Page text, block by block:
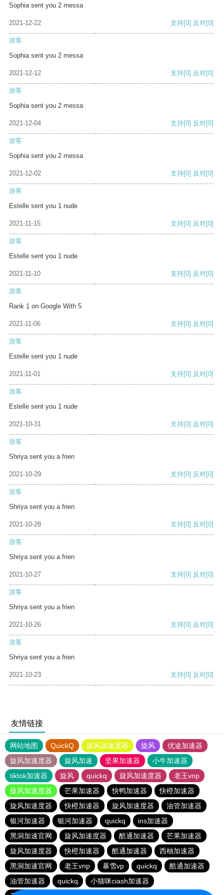
Sophia sent you 2 messa
2021-12-22 支持[0] 反对[0]
游客
Sophia sent you 2 messa
2021-12-12 支持[0] 反对[0]
游客
Sophia sent you 2 messa
2021-12-04 支持[0] 反对[0]
游客
Sophia sent you 2 messa
2021-12-02 支持[0] 反对[0]
游客
Estelle sent you 1 nude
2021-11-15 支持[0] 反对[0]
游客
Estelle sent you 1 nude
2021-11-10 支持[0] 反对[0]
游客
Rank 1 on Google With 5
2021-11-06 支持[0] 反对[0]
游客
Estelle sent you 1 nude
2021-11-01 支持[0] 反对[0]
游客
Estelle sent you 1 nude
2021-10-31 支持[0] 反对[0]
游客
Shriya sent you a frien
2021-10-29 支持[0] 反对[0]
游客
Shriya sent you a frien
2021-10-28 支持[0] 反对[0]
游客
Shriya sent you a frien
2021-10-27 支持[0] 反对[0]
游客
Shriya sent you a frien
2021-10-26 支持[0] 反对[0]
游客
Shriya sent you a frien
2021-10-23 支持[0] 反对[0]
友情链接
网站地图 QuickQ 旋风加速度器 旋风
优途加速器
旋风加速度器
旋风加速 坚果加速器
小牛加速器
tiktok加速器
旋风 quickq 旋风加速度器
老王vnp
旋风加速度器
芒果加速器 快鸭加速器
快橙加速器
旋风加速度器
快橙加速器 旋风加速度器
油管加速器
银河加速器
银河加速器 quickq
ins加速器
黑洞加速官网
旋风加速度器 酷通加速器
芒果加速器
旋风加速度器
快橙加速器 酷通加速器
西柚加速器
黑洞加速官网
老王vnp 暴雪vp quickq
酷通加速器
油管加速器
quickq
小猫咪ciash加速器